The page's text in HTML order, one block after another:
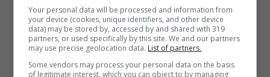
PlanetWin365
Your personal data will be processed and information from
your device (cookies, unique identifiers, and other device
data) may be stored by, accessed by and shared with 319
partners, or used specifically by this site. We and our partners
may use precise geolocation data. List of partners.
Some vendors may process your personal data on the basis
of legitimate interest, which you can object to by managing